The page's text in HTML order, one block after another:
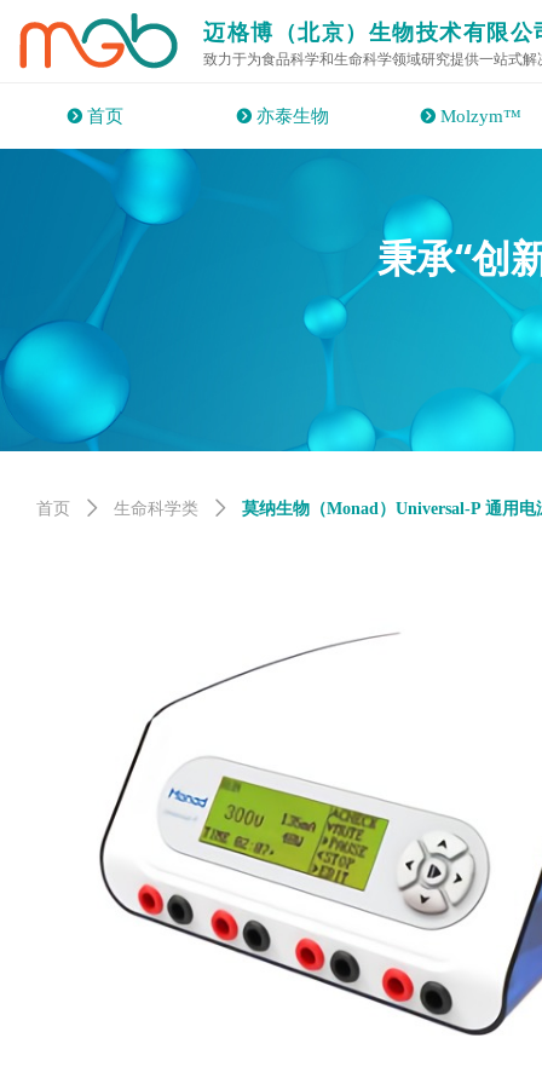
뀹 首页 뀹 亦泰生物 뀹 Molzym™
迈格博（北京）生物技术有限公
致力于为食品科学和生命科学领域研究提供一站式解
秉承“创
首页 ꄲ 生命科学类 ꄲ 莫纳生物（Monad）Universal-P 通用电